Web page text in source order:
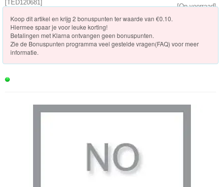
Schleich
Enchantimals
Shimmer
Little
[Op voorraad]
[TED120681]
Koop dit artikel en krijg 2 bonuspunten ter waarde van €0.10.
Hiermee spaar je voor leuke korting!
Betalingen met Klarna ontvangen geen bonuspunten.
Zie de Bonuspunten programma veel gestelde vragen(FAQ) voor meer
informatie.